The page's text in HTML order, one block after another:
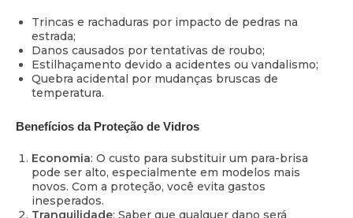
Trincas e rachaduras por impacto de pedras na
estrada;
Danos causados por tentativas de roubo;
Estilhaçamento devido a acidentes ou vandalismo;
Quebra acidental por mudanças bruscas de
temperatura.
Benefícios da Proteção de Vidros
Economia: O custo para substituir um para-brisa
pode ser alto, especialmente em modelos mais
novos. Com a proteção, você evita gastos
inesperados.
Tranquilidade: Saber que qualquer dano será